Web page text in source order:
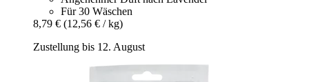
Für 30 Wäschen
8,79 € (12,56 € / kg)
Zustellung bis 12. August